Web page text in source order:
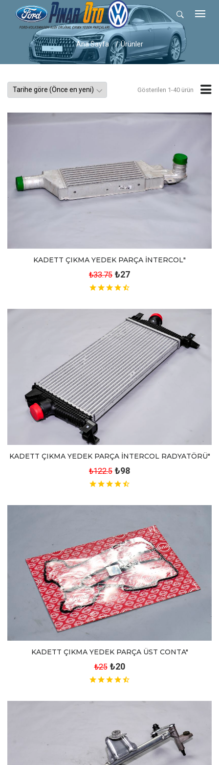
Ana Sayfa Ürünler
Gösterilen 1-40 ürün
KADETT ÇIKMA YEDEK PARÇA İNTERCOL"
₺33.75 ₺27
KADETT ÇIKMA YEDEK PARÇA İNTERCOL RADYATÖRÜ"
₺122.5 ₺98
KADETT ÇIKMA YEDEK PARÇA ÜST CONTA"
₺25 ₺20